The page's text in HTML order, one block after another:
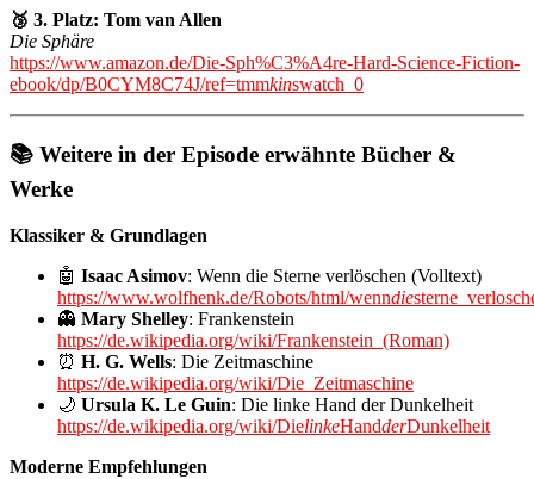
🥉 3. Platz: Tom van Allen
Die Sphäre
https://www.amazon.de/Die-Sph%C3%A4re-Hard-Science-Fiction-
ebook/dp/B0CYM8C74J/ref=tmmkinswatch_0
📚 Weitere in der Episode erwähnte Bücher &
Werke
Klassiker & Grundlagen
🤖 Isaac Asimov: Wenn die Sterne verlöschen (Volltext)
https://www.wolfhenk.de/Robots/html/wenndie
👻 Mary Shelley: Frankenstein
https://de.wikipedia.org/wiki/Frankenstein_(Roman)
⏰ H. G. Wells: Die Zeitmaschine
https://de.wikipedia.org/wiki/Die_Zeitmaschine
🌙 Ursula K. Le Guin: Die linke Hand der Dunkelheit
https://de.wikipedia.org/wiki/DielinkeHandderDunkelheit
Moderne Empfehlungen